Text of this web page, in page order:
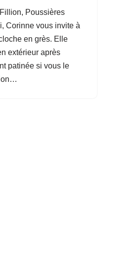
Poussières
Corinne vous invite à
en grès. Elle
extérieur après
patinée si vous le